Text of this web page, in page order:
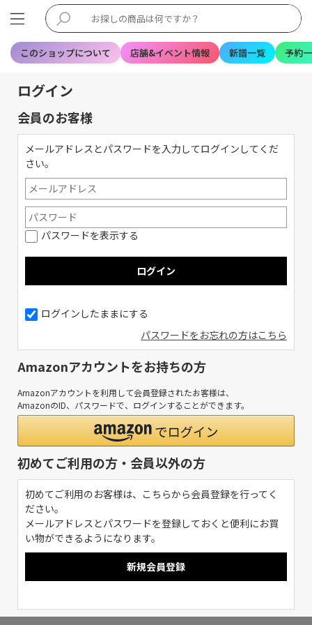
このショップについて 店舗&イベント情報 新譜一覧 予約
ログイン
会員のお客様
メールアドレスとパスワードを入力してログインしてくだ
さい。
パスワードを表示する
ログインしたままにする
パスワードをお忘れの方はこちら
Amazonアカウントをお持ちの方
Amazonアカウントを利用して会員登録されたお客様は、
AmazonのID、パスワードで、ログインすることができます。
初めてご利用の方・会員以外の方
初めてご利用のお客様は、こちらから会員登録を行ってく
ださい。
メールアドレスとパスワードを登録しておくと便利にお買
い物ができるようになります。